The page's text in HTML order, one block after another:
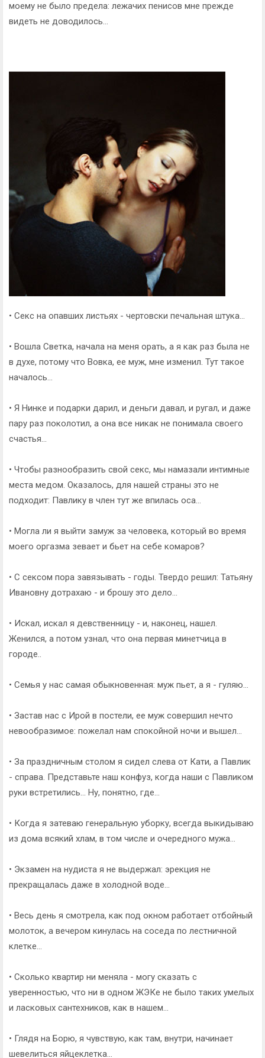
моему не было предела: лежачих пенисов мне прежде
видеть не доводилось...
• Секс на опавших листьях - чертовски печальная штука...
• Вошла Светка, начала на меня орать, а я как раз была не
в духе, потому что Вовка, ее муж, мне изменил. Тут такое
началось...
• Я Нинке и подарки дарил, и деньги давал, и ругал, и даже
пару раз поколотил, а она все никак не понимала своего
счастья...
• Чтобы разнообразить свой секс, мы намазали интимные
места медом. Оказалось, для нашей страны это не
подходит: Павлику в член тут же впилась оса...
• Могла ли я выйти замуж за человека, который во время
моего оргазма зевает и бьет на себе комаров?
• С сексом пора завязывать - годы. Твердо решил: Татьяну
Ивановну дотрахаю - и брошу это дело...
• Искал, искал я девственницу - и, наконец, нашел.
Женился, а потом узнал, что она первая минетчица в
городе..
• Семья у нас самая обыкновенная: муж пьет, а я - гуляю...
• Застав нас с Ирой в постели, ее муж совершил нечто
невообразимое: пожелал нам спокойной ночи и вышел...
• За праздничным столом я сидел слева от Кати, а Павлик
- справа. Представьте наш конфуз, когда наши с Павликом
руки встретились... Ну, понятно, где...
• Когда я затеваю генеральную уборку, всегда выкидываю
из дома всякий хлам, в том числе и очередного мужа...
• Экзамен на нудиста я не выдержал: эрекция не
прекращалась даже в холодной воде...
• Весь день я смотрела, как под окном работает отбойный
молоток, а вечером кинулась на соседа по лестничной
клетке...
• Сколько квартир ни меняла - могу сказать с
уверенностью, что ни в одном ЖЭКе не было таких умелых
и ласковых сантехников, как в нашем...
• Глядя на Борю, я чувствую, как там, внутри, начинает
шевелиться яйцеклетка...